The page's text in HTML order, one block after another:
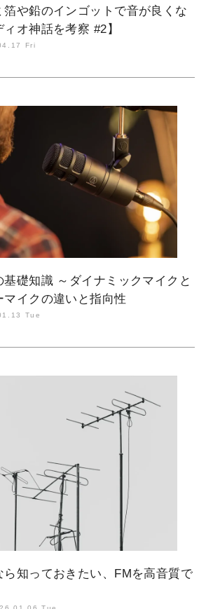
箔や鉛のインゴットで音が良くな
オ神話を考察 #2】
Fri
基礎知識 ～ダイナミックマイクと
マイクの違いと指向性
Tue
ら知っておきたい、FMを高音質で